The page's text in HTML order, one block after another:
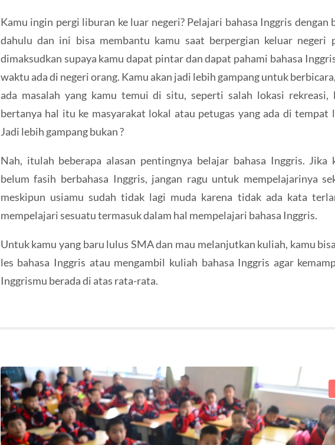
Kamu ingin pergi liburan ke luar negeri? Pelajari bahasa Inggris dengan
dahulu dan ini bisa membantu kamu saat berpergian keluar negeri
dimaksudkan supaya kamu dapat pintar dan dapat pahami bahasa
waktu ada di negeri orang. Kamu akan jadi lebih gampang untuk
ada masalah yang kamu temui di situ, seperti salah lokasi rekreasi,
bertanya hal itu ke masyarakat lokal atau petugas yang ada di tempat
Jadi lebih gampang bukan ?
Nah, itulah beberapa alasan pentingnya belajar bahasa Inggris. Jika
belum fasih berbahasa Inggris, jangan ragu untuk mempelajarinya
meskipun usiamu sudah tidak lagi muda karena tidak ada kata
mempelajari sesuatu termasuk dalam hal mempelajari bahasa Inggris.
Untuk kamu yang baru lulus SMA dan mau melanjutkan kuliah, kamu
les bahasa Inggris atau mengambil kuliah bahasa Inggris agar
Inggrismu berada di atas rata-rata.